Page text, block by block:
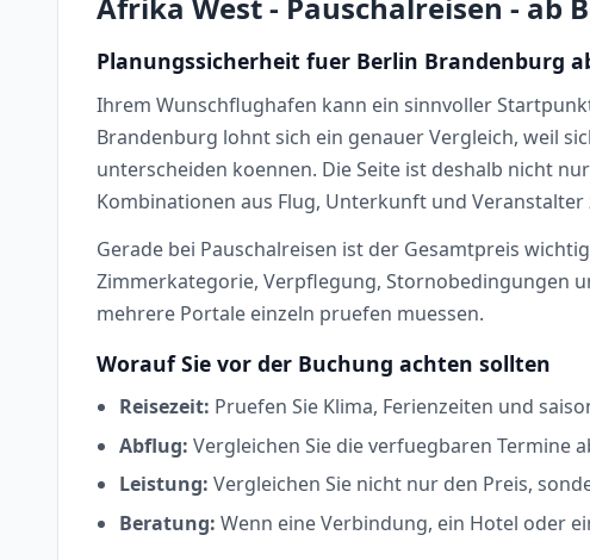
Planungssicherheit fuer Berlin Brandenburg
Ihrem Wunschflughafen kann ein sinnvoller
Brandenburg lohnt sich ein genauer Vergleich, weil
unterscheiden koennen. Die Seite ist deshalb nicht
Kombinationen aus Flug, Unterkunft und Veranstalter
Gerade bei Pauschalreisen ist der Gesamtpreis
Zimmerkategorie, Verpflegung, Stornobedingungen
mehrere Portale einzeln pruefen muessen.
Worauf Sie vor der Buchung achten sollten
Reisezeit: Pruefen Sie Klima, Ferienzeiten und
Abflug: Vergleichen Sie die verfuegbaren Termine
Leistung: Vergleichen Sie nicht nur den Preis,
Beratung: Wenn eine Verbindung, ein Hotel oder